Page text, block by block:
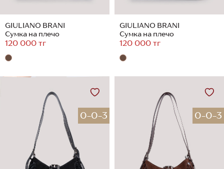
GIULIANO BRANI
Сумка на плечо
120 000 тг
GIULIANO BRANI
Сумка на плечо
120 000 тг
0-0-3 0-0-3